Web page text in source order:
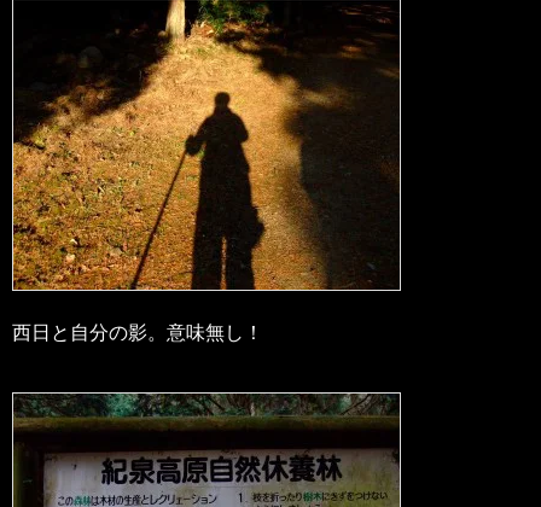
西日と自分の影。意味無し！